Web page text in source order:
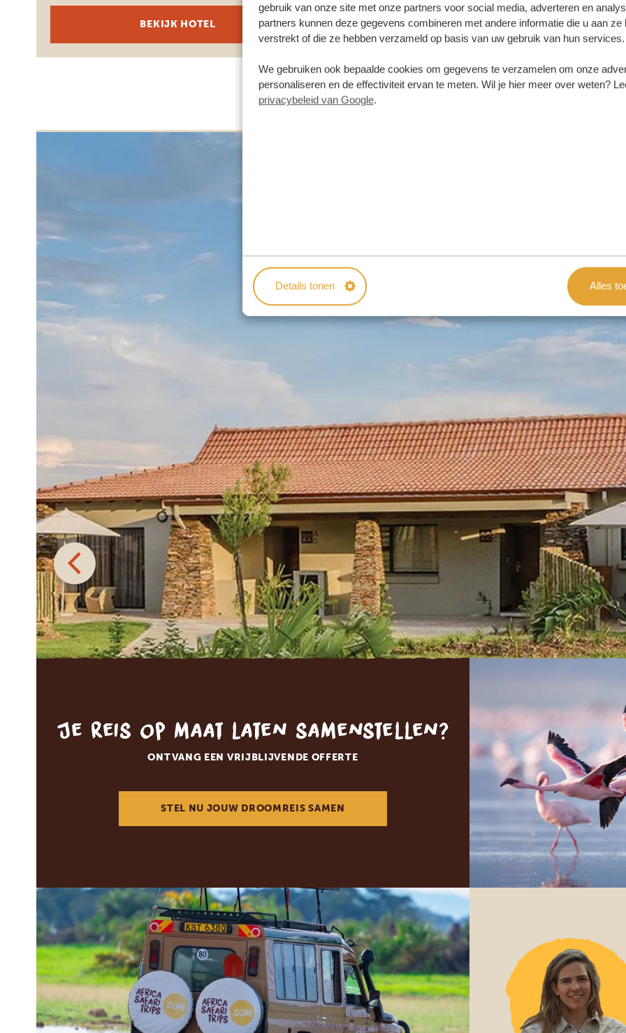
gebruik van onze site met onze partners voor social media, adverteren en
partners kunnen deze gegevens combineren met andere informatie die u aan ze
verstrekt of die ze hebben verzameld op basis van uw gebruik van hun services.
We gebruiken ook bepaalde cookies om gegevens te verzamelen om onze
personaliseren en de effectiviteit ervan te meten. Wil je hier meer over weten?
privacybeleid van Google.
Details tonen Alles
BEKIJK HOTEL BEKIJK HOTEL
Je reis op maat laten samenstellen?
ONTVANG EEN VRIJBLIJVENDE OFFERTE
STEL NU JOUW DROOMREIS SAMEN